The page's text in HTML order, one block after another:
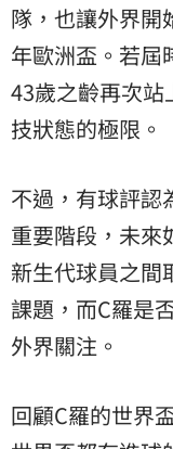
隊，也讓外界開
年歐洲盃。若屆
43歲之齡再次
技狀態的極限。
不過，有球評認
重要階段，未來
新生代球員之間
課題，而C羅是
外界關注。
回顧C羅的世界